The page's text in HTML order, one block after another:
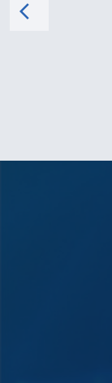
arrow_back_ios